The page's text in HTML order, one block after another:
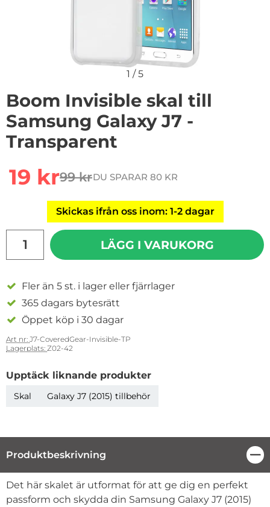
1 /5
Boom Invisible skal till
Samsung Galaxy J7 -
Transparent
rea pris
19 krtidigare pris
99 krDU SPARAR 80 KR
Skickas ifrån oss inom: 1-2 dagar
LÄGG I VARUKORG
Fler än 5 st. i lager eller fjärrlager
365 dagars bytesrätt
Öppet köp i 30 dagar
Art nr: J7-CoveredGear-Invisible-TP
Lagerplats: Z02-42
Upptäck liknande produkter
Skal Galaxy J7 (2015) tillbehör
Produktbeskrivning
Produktbeskrivning
Det här skalet är utformat för att ge dig en perfekt
passform och skydda din Samsung Galaxy J7 (2015)